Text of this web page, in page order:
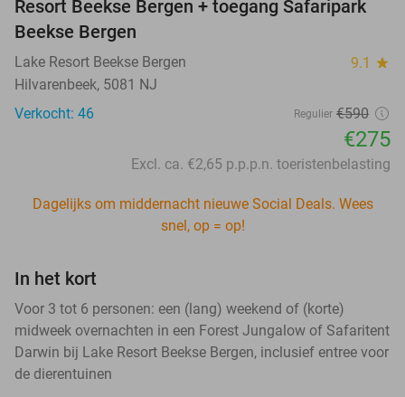
Resort Beekse Bergen + toegang Safaripark
Beekse Bergen
Lake Resort Beekse Bergen 9.1 star
Hilvarenbeek, 5081 NJ
Verkocht: 46
Regulier €590
€275
Excl. ca. €2,65 p.p.p.n. toeristenbelasting
Dagelijks om middernacht nieuwe Social Deals. Wees
snel, op = op!
In het kort
Voor 3 tot 6 personen: een (lang) weekend of (korte)
midweek overnachten in een Forest Jungalow of Safaritent
Darwin bij Lake Resort Beekse Bergen, inclusief entree voor
de dierentuinen